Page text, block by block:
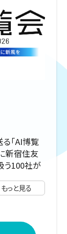
「AI博覧
新宿住友
う100社が
端AIのビジ
っと見る